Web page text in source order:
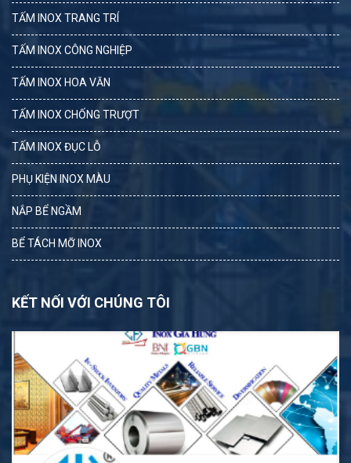
TẤM INOX TRANG TRÍ
TẤM INOX CÔNG NGHIỆP
TẤM INOX HOA VĂN
TẤM INOX CHỐNG TRƯỢT
TẤM INOX ĐỤC LỖ
PHỤ KIỆN INOX MÀU
NẮP BỂ NGẦM
BỂ TÁCH MỠ INOX
KẾT NỐI VỚI CHÚNG TÔI